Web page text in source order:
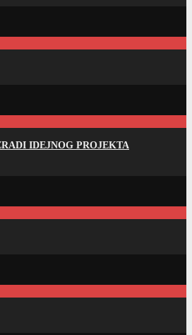
IDEJNOG PROJEKTA